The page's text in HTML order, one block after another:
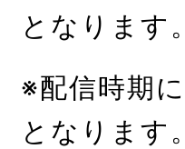
となります。
※配信時期
となります。